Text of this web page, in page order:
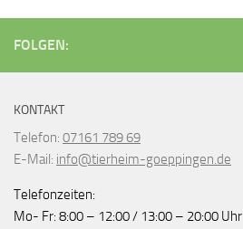
FOLGEN:
KONTAKT
Telefon: 07161 789 69
E-Mail: info@tierheim-goeppingen.de
Telefonzeiten:
Mo- Fr: 8:00 – 12:00 / 13:00 – 20:00 Uhr